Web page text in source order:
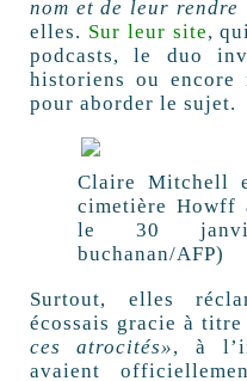
nom et de leur rendre
elles. Sur leur site,
podcasts, le duo
historiens ou encore
pour aborder le sujet.
Claire Mitchell
cimetière Howff
le 30
buchanan/AFP)
Surtout, elles
écossais gracie à titre
ces atrocités», à
avaient